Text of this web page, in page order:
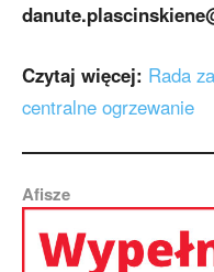
Czytaj więcej: Rada
centralne ogrzewanie
Afisze